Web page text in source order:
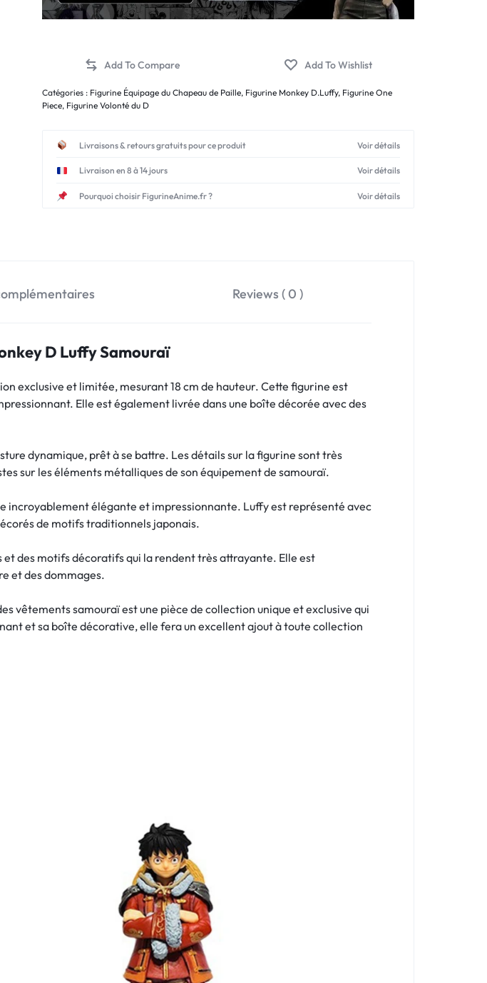
Catégories : Figurine Équipage du Chapeau de Paille, Figurine Monkey D.Luffy, Figurine One
Piece, Figurine Volonté du D
Livraisons & retours gratuits pour ce produit Voir détails
Livraison en 8 à 14 jours Voir détails
Pourquoi choisir FigurineAnime.fr ? Voir détails
Reviews ( 0 )
D Luffy Samouraï
exclusive et limitée, mesurant 18 cm de hauteur. Cette figurine est
Elle est également livrée dans une boîte décorée avec des
dynamique, prêt à se battre. Les détails sur la figurine sont très
sur les éléments métalliques de son équipement de samouraï.
incroyablement élégante et impressionnante. Luffy est représenté avec
de motifs traditionnels japonais.
des motifs décoratifs qui la rendent très attrayante. Elle est
et des dommages.
vêtements samouraï est une pièce de collection unique et exclusive qui
et sa boîte décorative, elle fera un excellent ajout à toute collection